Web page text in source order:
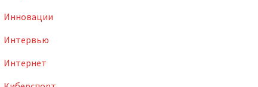
Инновации
Интервью
Интернет